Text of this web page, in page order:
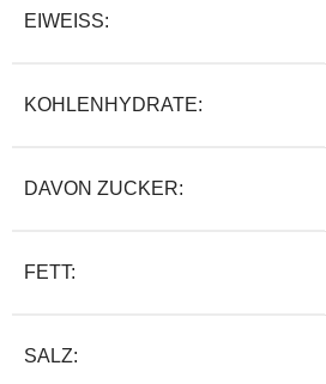
EIWEISS:
KOHLENHYDRATE:
DAVON ZUCKER:
FETT:
SALZ: